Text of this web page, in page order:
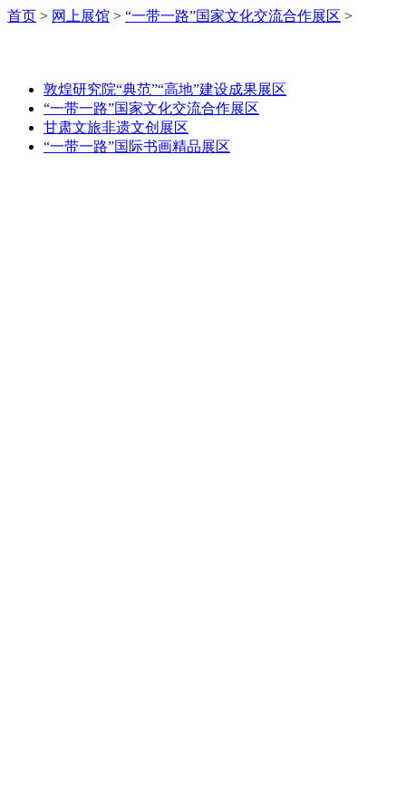
首页 > 网上展馆 > “一带一路”国家文化交流合作展区 >
敦煌研究院“典范”“高地”建设成果展区
“一带一路”国家文化交流合作展区
甘肃文旅非遗文创展区
“一带一路”国际书画精品展区